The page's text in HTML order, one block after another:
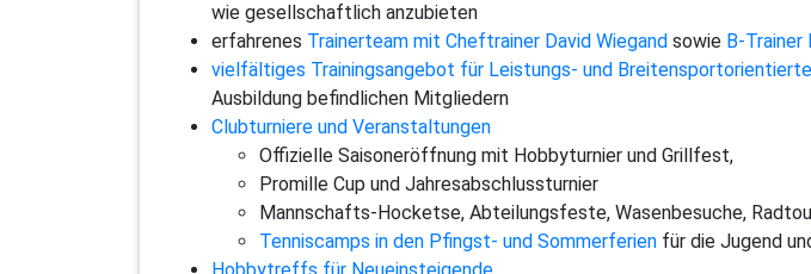
wie gesellschaftlich anzubieten
erfahrenes Trainerteam mit Cheftrainer David Wiegand sowie B-Trainer
vielfältiges Trainingsangebot für Leistungs- und Breitensportorientierte
Ausbildung befindlichen Mitgliedern
Clubturniere und Veranstaltungen
Offizielle Saisoneröffnung mit Hobbyturnier und Grillfest,
Promille Cup und Jahresabschlussturnier
Mannschafts-Hocketse, Abteilungsfeste, Wasenbesuche,
Tenniscamps in den Pfingst- und Sommerferien für die Jugend